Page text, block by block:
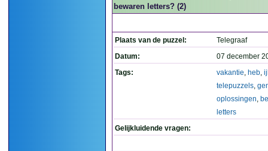
bewaren letters? (2)
Plaats van de puzzel:
Telegraaf
Datum:
07 december
Tags:
vakantie, heb,
telepuzzels,
oplossingen,
letters
Gelijkluidende vragen: